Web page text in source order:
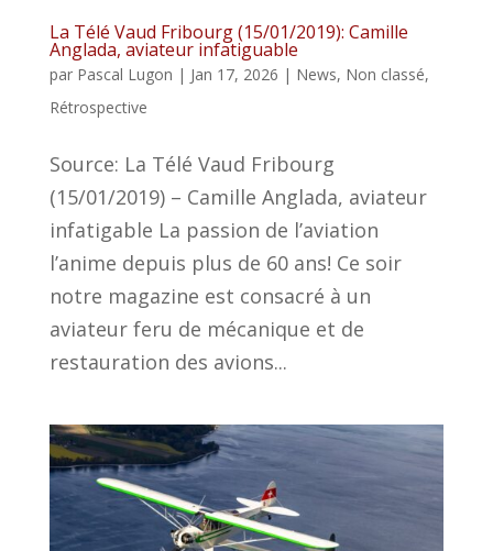
La Télé Vaud Fribourg (15/01/2019): Camille
Anglada, aviateur infatiguable
par Pascal Lugon | Jan 17, 2026 | News, Non classé,
Rétrospective
Source: La Télé Vaud Fribourg
(15/01/2019) – Camille Anglada, aviateur
infatigable La passion de l’aviation
l’anime depuis plus de 60 ans! Ce soir
notre magazine est consacré à un
aviateur feru de mécanique et de
restauration des avions...